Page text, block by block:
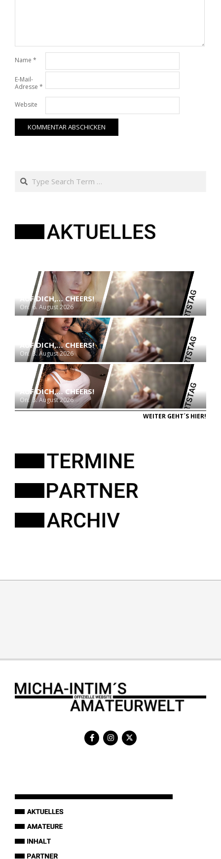
Name *
E-Mail-
Adresse *
Website
Search
AUF DICH,… CHEERS!
On: 6. August 2026
AUF DICH,… CHEERS!
On: 3. August 2026
AUF DICH,… CHEERS!
On: 3. August 2026
WEITER GEHT´S HIER!